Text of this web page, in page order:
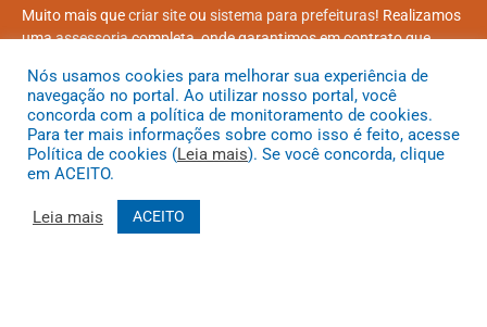
Muito mais quecriar siteou sistema para prefeituras! Realizamos
umaassessoriacompleta, onde garantimos em contrato que
atendidas.
Conheça oPNTPe oRadar da Transparência Pública
Todos os direitos reservados a Prefeitura Municipal de Coroatá
Nós usamos cookies para melhorar sua experiência de
navegação no portal. Ao utilizar nosso portal, você
concorda com a política de monitoramento de cookies.
Para ter mais informações sobre como isso é feito, acesse
Política de cookies (Leia mais). Se você concorda, clique
em ACEITO.
Leia mais ACEITO